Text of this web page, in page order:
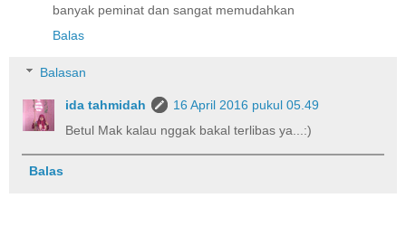
banyak peminat dan sangat memudahkan
Balas
Balasan
ida tahmidah
16 April 2016 pukul 05.49
Betul Mak kalau nggak bakal terlibas ya...:)
Balas